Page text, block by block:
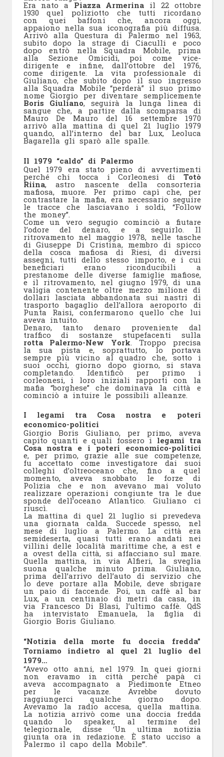
Era nato a Piazza Armerina il 22 ottobre
1930 quel poliziotto che tutti ricordano
con quei baffoni che, ancora oggi,
appaiono nella sua iconografia più diffusa.
Arrivò alla Questura di Palermo nel 1963,
subito dopo la strage di Ciaculli e poco
dopo entrò nella Squadra Mobile, prima
alla Sezione Omicidi, poi come vice-
dirigente e infine, dall’ottobre del 1976,
come dirigente. La vita professionale di
Giuliano, che subito dopo il suo ingresso
alla Squadra Mobile “perderà” il suo primo
nome Giorgio per diventare semplicemente
Boris Giuliano, seguirà la lunga linea di
sangue che, a partire dalla scomparsa di
Mauro De Mauro del 16 settembre 1970
arrivò alla mattina di quel 21 luglio 1979
quando, all’interno del bar Lux, Leoluca
Bagarella gli sparò alle spalle.
Il 1979 “caldo” di Palermo
Quel 1979 era stato pieno di avvertimenti
perché chi tocca i Corleonesi di Totò
Riina, astro nascente della consorteria
mafiosa, muore. Per primo capì che, per
contrastare la mafia, era necessario seguire
le tracce che lasciavano i soldi, “Follow
the money”.
Come un vero segugio cominciò a fiutare
l’odore del denaro, e a seguirlo. Il
ritrovamento nel maggio 1978, nelle tasche
di Giuseppe Di Cristina, membro di spicco
della cosca mafiosa di Riesi, di diversi
assegni, tutti dello stesso importo, e i cui
beneficiari erano riconducibili a
prestanome delle diverse famiglie mafiose,
e il ritrovamento, nel giugno 1979, di una
valigia contenente oltre mezzo milione di
dollari lasciata abbandonata sui nastri di
trasporto bagaglio dell’allora aeroporto di
Punta Raisi, confermarono quello che lui
aveva intuito.
Denaro, tanto denaro proveniente dal
traffico di sostanze stupefacenti sulla
rotta Palermo-New York . Troppo precisa
la sua pista e, soprattutto, lo portava
sempre più vicino al quadro che, sotto i
suoi occhi, giorno dopo giorno, si stava
completando. Identificò per primo i
corleonesi, i loro iniziali rapporti con la
mafia “borghese” che dominava la città e
cominciò a intuire le possibili alleanze.
I legami tra Cosa nostra e poteri
economico-politici
Giorgio Boris Giuliano, per primo, aveva
capito quanti e quali fossero i legami tra
Cosa nostra e i poteri economico-politici
e, per primo, grazie alle sue competenze,
fu accettato come investigatore dai suoi
colleghi d’oltreoceano che, fino a quel
momento, aveva snobbato le forze di
Polizia che e non avevano mai voluto
realizzare operazioni congiunte tra le due
sponde dell’oceano Atlantico. Giuliano ci
riuscì.
La mattina di quel 21 luglio si prevedeva
una giornata calda. Succede spesso, nel
mese di luglio a Palermo. La città era
semideserta, quasi tutti erano andati nei
villini delle località marittime che, a est e
a ovest della città, si affacciano sul mare.
Quella mattina, in via Alfieri, la sveglia
suona qualche minuto prima. Giuliano,
prima dell’arrivo dell’auto di servizio che
lo deve portare alla Mobile, deve sbrigare
un paio di faccende. Poi, un caffè al bar
Lux, a un centinaio di metri da casa, in
via Francesco Di Blasi, l’ultimo caffè. QdS
ha intervistato Emanuela, la figlia di
Giorgio Boris Giuliano.
“Notizia della morte fu doccia fredda”
Torniamo indietro al quel 21 luglio del
1979…
“Avevo otto anni, nel 1979. In quei giorni
non eravamo in città perché papà ci
aveva accompagnato a Piedimonte Etneo
per le vacanze. Avrebbe dovuto
raggiungerci qualche giorno dopo.
Avevamo la radio accesa, quella mattina.
La notizia arrivò come una doccia fredda
quando lo speaker, al termine del
telegiornale, disse ‘Un ultima notizia
giunta ora in redazione. È stato ucciso a
Palermo il capo della Mobile’”.